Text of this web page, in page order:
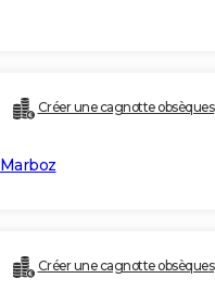
Créer une cagnotte obsèques
Marboz
Créer une cagnotte obsèques